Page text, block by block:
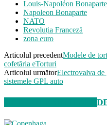
Louis-Napoléon Bonaparte
Napoleon Bonaparte
NATO
Revoluția Franceză
zona euro
Articolul precedentModele de
cofetăria eTorturi
Articolul următorElectrovalva de
sistemele GPL auto